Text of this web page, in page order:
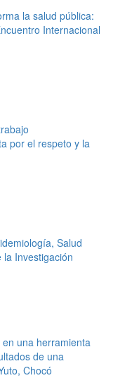
la salud pública:
Internacional
por el respeto y la
Salud
la Investigación
una herramienta
de una
Chocó